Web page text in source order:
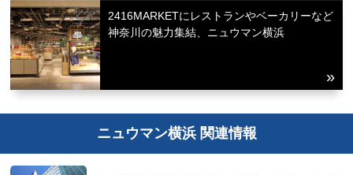
2416MARKETにレストランやベーカリーなど
神奈川の魅力集結、ニュウマン横浜
ニュウマン横浜 関連情報